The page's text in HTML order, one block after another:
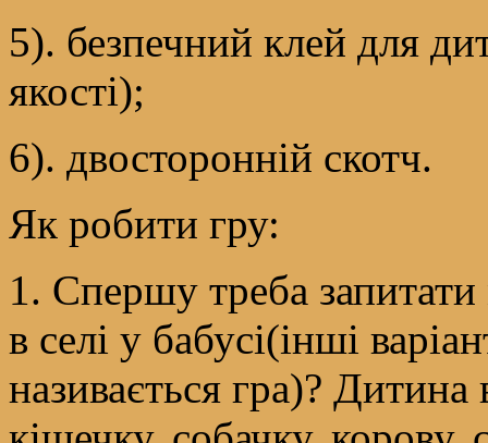
5). безпечний клей для
якості);
6). двосторонній скотч.
Як робити гру:
1. Спершу треба
в селі у бабусі(інші
називається гра)? Дитина